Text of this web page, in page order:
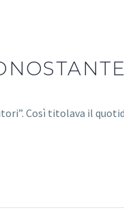
Così titolava il